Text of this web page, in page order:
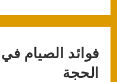
فوائد الصيام
الحجة